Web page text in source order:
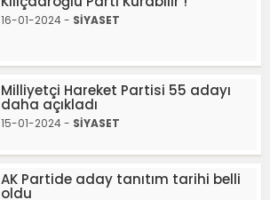
16-01-2024 - SİYASET
Milliyetçi Hareket Partisi 55 adayı
daha açıkladı
15-01-2024 - SİYASET
AK Partide aday tanıtım tarihi belli
oldu